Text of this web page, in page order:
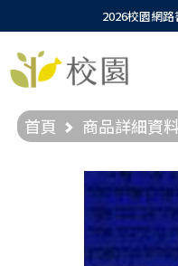
2026校園網
首頁 商品詳細資